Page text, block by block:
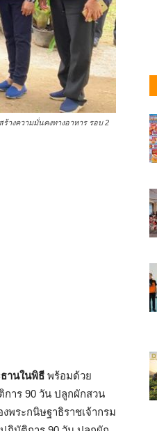
างความมั่นคงทางอาหาร รอบ 2
านในพิธี พร้อมด้วย
การ 90 วัน ปลูกผักสวน
พระกนิษฐาธิราชเจ้ากรม